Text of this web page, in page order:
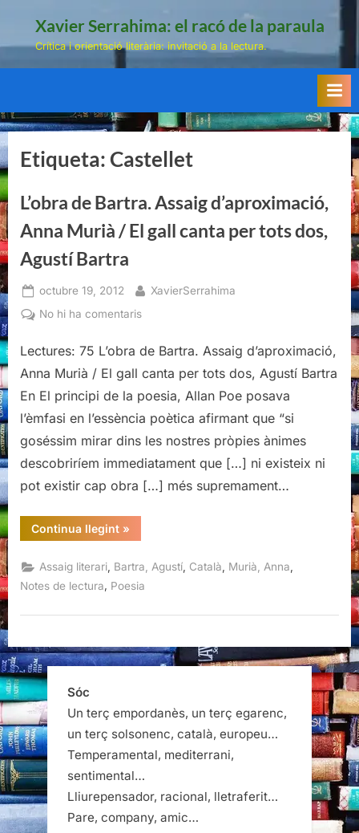
Xavier Serrahima: el racó de la paraula
Crítica i orientació literària: invitació a la lectura.
Etiqueta:Castellet
L’obra de Bartra. Assaig d’aproximació,
Anna Murià / El gall canta per tots dos,
Agustí Bartra
Posted
on
octubre 19, 2012 By
XavierSerrahima
No hi ha comentarisa
de
Bartra.
d’aproximació,
Anna
Murià
/
El
dos,
Agustí
Lectures: 75 L’obra de Bartra. Assaig d’aproximació,
Anna Murià / El gall canta per tots dos, Agustí Bartra
En El principi de la poesia, Allan Poe posava
l’èmfasi en l’essència poètica afirmant que “si
goséssim mirar dins les nostres pròpies ànimes
descobriríem immediatament que […] ni existeix ni
pot existir cap obra […] més supremament…
Continua llegint“L’obra
de
Assaig
d’aproximació,
Anna
El
per
tots
»
Assaig literari Bartra, Agustí Català Murià, Anna
Notes de lectura, Poesia
Sóc
Un terç empordanès, un terç egarenc,
un terç solsonenc, català, europeu…
Temperamental, mediterrani,
sentimental…
Lliurepensador, racional, lletraferit…
Pare, company, amic…